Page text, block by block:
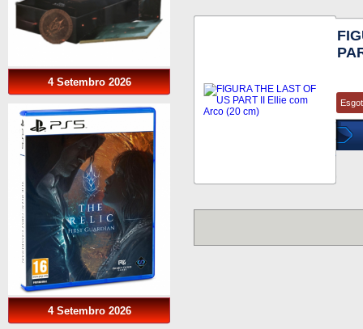
4 Setembro 2026
4 Setembro 2026